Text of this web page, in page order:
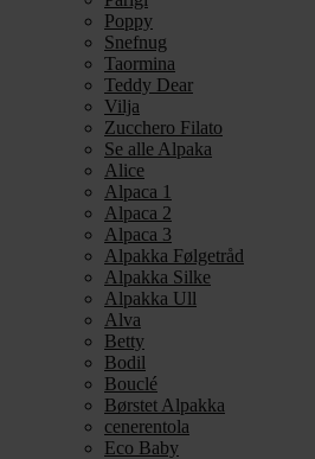
Poppy
Snefnug
Taormina
Teddy Dear
Vilja
Zucchero Filato
Se alle Alpaka
Alice
Alpaca 1
Alpaca 2
Alpaca 3
Alpakka Følgetråd
Alpakka Silke
Alpakka Ull
Alva
Betty
Bodil
Bouclé
Børstet Alpakka
cenerentola
Eco Baby